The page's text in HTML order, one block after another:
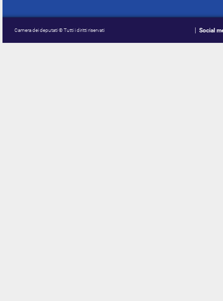
Camera dei deputati © Tutti i diritti riservati Social